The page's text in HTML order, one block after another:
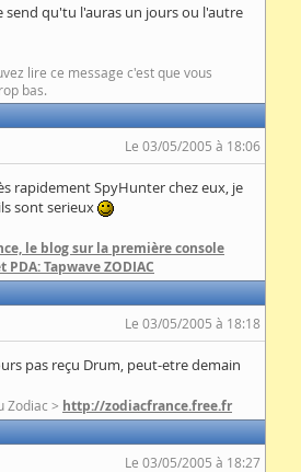
send qu'tu l'auras un jours ou l'autre
lire ce message c'est que vous
bas.
Le 03/05/2005 à 18:06
rapidement SpyHunter chez eux, je
sont serieux
le blog sur la première console
PDA: Tapwave ZODIAC
Le 03/05/2005 à 18:18
pas reçu Drum, peut-etre demain
Zodiac > http://zodiacfrance.free.fr
Le 03/05/2005 à 18:27